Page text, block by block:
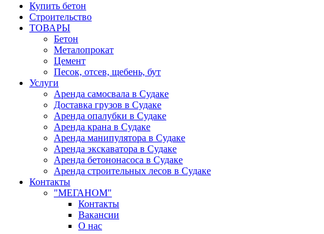
Купить бетон
Строительство
ТОВАРЫ
Бетон
Металопрокат
Цемент
Песок, отсев, щебень, бут
Услуги
Аренда самосвала в Судаке
Доставка грузов в Судаке
Аренда опалубки в Судаке
Аренда крана в Судаке
Аренда манипулятора в Судаке
Аренда экскаватора в Судаке
Аренда бетононасоса в Судаке
Аренда строительных лесов в Судаке
Контакты
"МЕГАНОМ"
Контакты
Вакансии
О нас